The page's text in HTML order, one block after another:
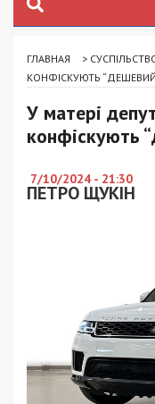
ГЛАВНАЯ >
КОНФІСКУЮТЬ “ДЕШЕВИЙ”
У матері
конфіскують
7/10/2024 - 21:30
ПЕТРО ЩУКІН